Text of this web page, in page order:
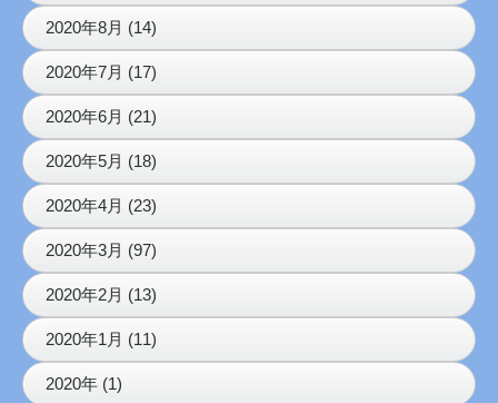
2020年8月 (14)
2020年7月 (17)
2020年6月 (21)
2020年5月 (18)
2020年4月 (23)
2020年3月 (97)
2020年2月 (13)
2020年1月 (11)
2020年 (1)